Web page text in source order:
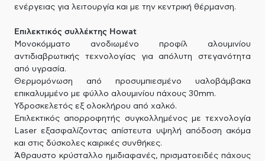
ενέργειας για λειτουργία και με την κεντρική θέρμανση.
Επιλεκτικός συλλέκτης Howat
Μονοκόμματο ανοδιωμένο προφίλ αλουμινίου
αντιδιαβρωτικής τεχνολογίας για απόλυτη στεγανότητα
από υγρασία.
Θερμομόνωση από προσυμπιεσμένο υαλοβάμβακα
επικαλυμμένο με φύλλο αλουμινίου πάχους 30mm.
Υδροσκελετός εξ ολοκλήρου από χαλκό.
Επιλεκτικός απορροφητής συγκολλημένος με τεχνολογία
Laser εξασφαλίζοντας απίστευτα υψηλή απόδοση ακόμα
και στις δύσκολες καιρικές συνθήκες.
Άθραυστο κρύσταλλο ημιδιαφανές, πρισματοειδές πάχους